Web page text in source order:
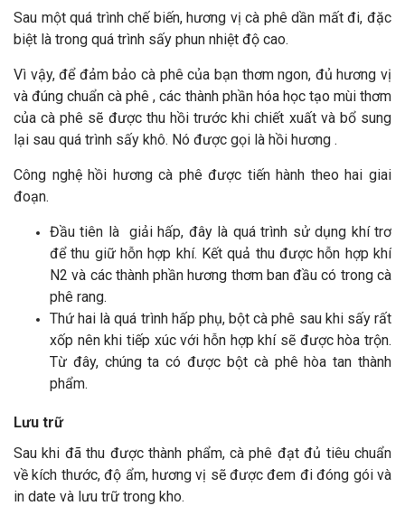
Sau một quá trình chế biến, hương vị cà phê dần mất đi, đặc
biệt là trong quá trình sấy phun nhiệt độ cao.
Vì vậy, để đảm bảo cà phê của bạn thơm ngon, đủ hương vị
và đúng chuẩn cà phê , các thành phần hóa học tạo mùi thơm
của cà phê sẽ được thu hồi trước khi chiết xuất và bổ sung
lại sau quá trình sấy khô. Nó được gọi là hồi hương .
Công nghệ hồi hương cà phê được tiến hành theo hai giai
đoạn.
Đầu tiên là giải hấp, đây là quá trình sử dụng khí trơ
để thu giữ hỗn hợp khí. Kết quả thu được hỗn hợp khí
N2 và các thành phần hương thơm ban đầu có trong cà
phê rang.
Thứ hai là quá trình hấp phụ, bột cà phê sau khi sấy rất
xốp nên khi tiếp xúc với hỗn hợp khí sẽ được hòa trộn.
Từ đây, chúng ta có được bột cà phê hòa tan thành
phẩm.
Lưu trữ
Sau khi đã thu được thành phẩm, cà phê đạt đủ tiêu chuẩn
về kích thước, độ ẩm, hương vị sẽ được đem đi đóng gói và
in date và lưu trữ trong kho.